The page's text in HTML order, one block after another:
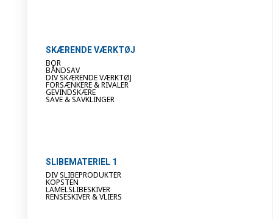
SKÆRENDE VÆRKTØJ
BOR
BÅNDSAV
DIV SKÆRENDE VÆRKTØJ
FORSÆNKERE & RIVALER
GEVINDSKÆRE
SAVE & SAVKLINGER
SLIBEMATERIEL 1
DIV SLIBEPRODUKTER
KOPSTEN
LAMELSLIBESKIVER
RENSESKIVER & VLIERS